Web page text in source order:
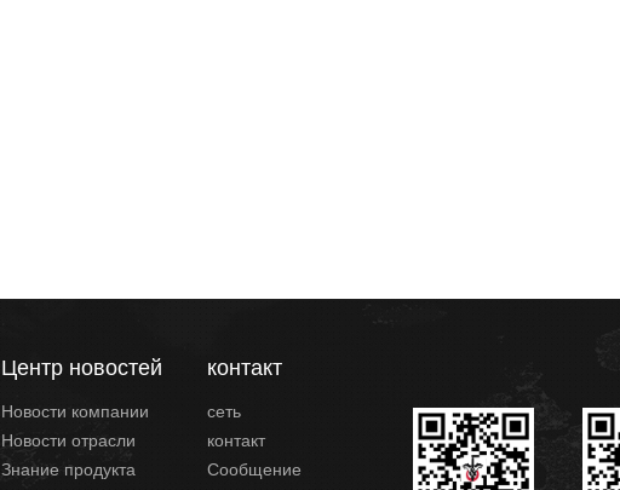
Центр новостей
Новости компании
Новости отрасли
Знание продукта
контакт
сеть
контакт
Сообщение